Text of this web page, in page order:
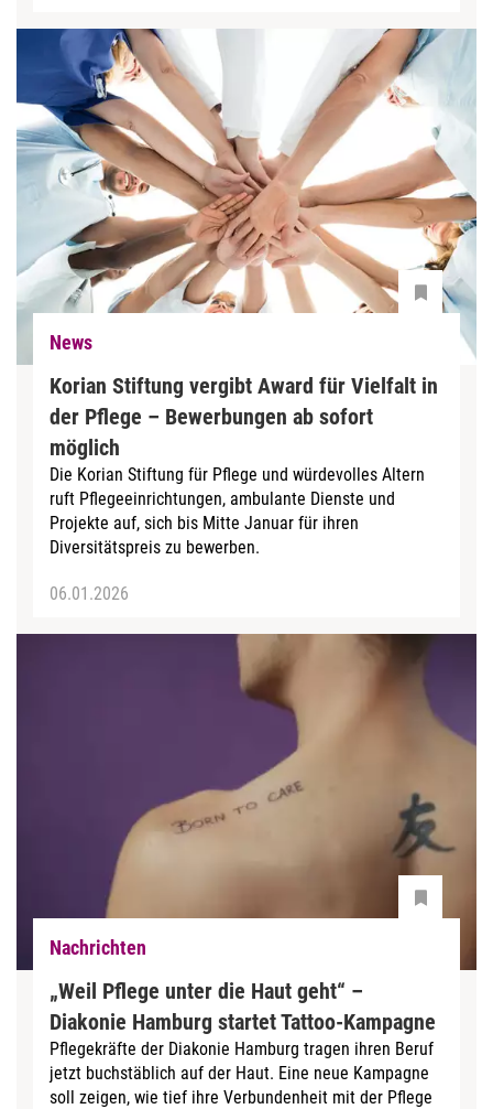
News
Korian Stiftung vergibt Award für Vielfalt in
der Pflege – Bewerbungen ab sofort
möglich
Die Korian Stiftung für Pflege und würdevolles Altern
ruft Pflegeeinrichtungen, ambulante Dienste und
Projekte auf, sich bis Mitte Januar für ihren
Diversitätspreis zu bewerben.
06.01.2026
Nachrichten
„Weil Pflege unter die Haut geht“ –
Diakonie Hamburg startet Tattoo-Kampagne
Pflegekräfte der Diakonie Hamburg tragen ihren Beruf
jetzt buchstäblich auf der Haut. Eine neue Kampagne
soll zeigen, wie tief ihre Verbundenheit mit der Pflege